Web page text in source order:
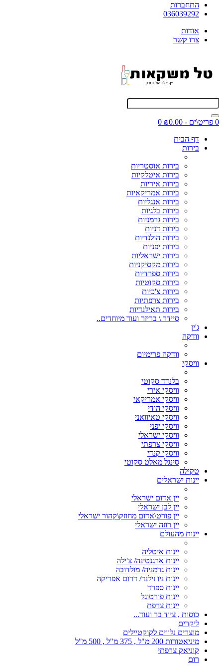
התחברות
036039292
אודות
צרו קשר
0 פריט\ים - ₪0.00
0
דף הבית
בירות
בירות אוסטריות
בירות איטלקיות
בירות איריות
בירות אמריקאיות
בירות אנגליות
בירות בלגיות
בירות גרמניות
בירות דניות
בירות הולנדיות
בירות יפניות
בירות ישראליות
בירות מקסיקניות
בירות ספרדיות
בירות סקוטיות
בירות צ'כיות
בירות צרפתיות
בירות תאילנדיות
סיידר \ בריזר ועוד מיוחדים..
ג'ין
וודקה
וודקה פרימיום
וויסקי
בלנדד סקוטי
וויסקי אירי
וויסקי אמריקאי
וויסקי הודי
וויסקי טאיוואני
וויסקי יפני
וויסקי ישראלי
וויסקי צרפתי
וויסקי קנדי
סינגל מאלט סקוטי
טקילה
יינות ישראלים
יין אדום ישראלי
יין לבן ישראלי
יין פורט\אדום מחוזק\קהור ישראלי
יין רוזה ישראלי
יינות מהעולם
יינות איטליה
יינות ארגנטינה/ צ'ילה
יינות גרמניה/ מולדובה
יינות ניו זילנד/ דרום אפריקה
יינות ספרד
יינות פורטוגל
יינות צרפת
כוסות , ציוד בר ועוד...
ליקרים
מוצרים נלווים לקוקטיילים
מיניאטורות 200 מ"ל , 375 מ"ל , 500 מ"ל
קוניאק צרפתי
רום